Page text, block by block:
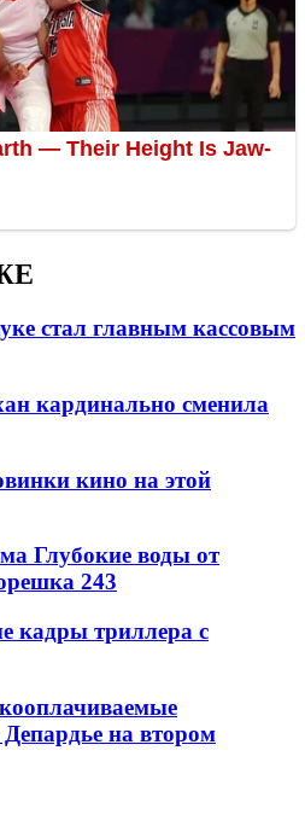
стал главным кассовым
кардинально сменила
кино на этой
Глубокие воды от
243
кадры триллера с
на втором